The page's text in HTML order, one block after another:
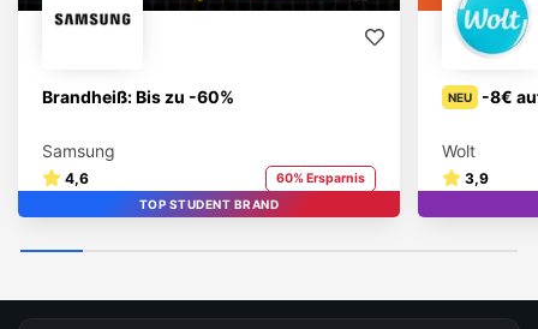
Brandheiß: Bis zu -60%
Samsung
4,6 60% Ersparnis
TOP STUDENT BRAND
NEU -8€
Wolt
3,9